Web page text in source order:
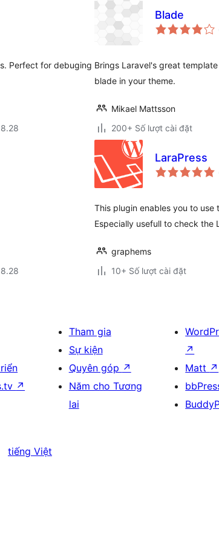
Perfect for debuging
Blade
Brings Laravel's great
blade in your theme.
Mikael Mattsson
200+ Số lượt cài đặt
LaraPress
This plugin enables you to use
Especially usefull to check the
graphems
10+ Số lượt cài đặt
↗
Tham gia
Sự kiện
Quyên góp ↗
Năm cho Tương
lai
↗
Matt ↗
tiếng Việt